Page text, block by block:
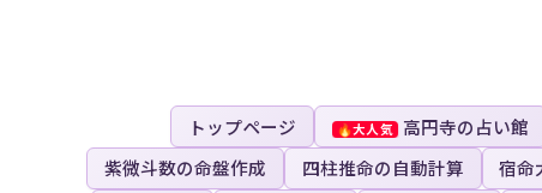
トップページ 高円寺の占い館
紫微斗数の命盤作成
四柱推命の自動計算 宿命